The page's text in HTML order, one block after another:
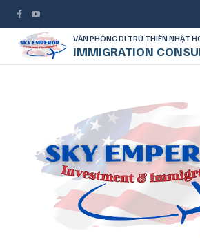
VĂN PHÒNG DI TRÚ THIÊN NHẬT
IMMIGRATION